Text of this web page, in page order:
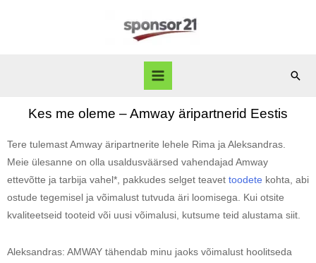
Kes me oleme – Amway äripartnerid Eestis
Tere tulemast Amway äripartnerite lehele Rima ja Aleksandras.
Meie ülesanne on olla usaldusväärsed vahendajad Amway
ettevõtte ja tarbija vahel*, pakkudes selget teavet toodete kohta, abi
ostude tegemisel ja võimalust tutvuda äri loomisega. Kui otsite
kvaliteetseid tooteid või uusi võimalusi, kutsume teid alustama siit.
Aleksandras: AMWAY tähendab minu jaoks võimalust hoolitseda